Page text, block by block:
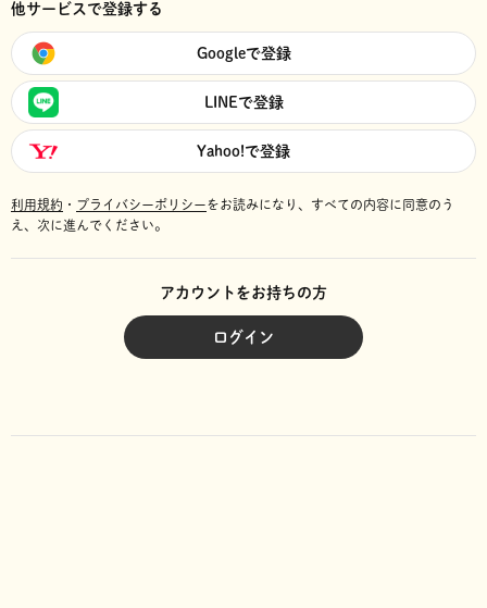
他サービスで登録する
Googleで登録
LINEで登録
Yahoo!で登録
利用規約 ・ プライバシーポリシーをお読みになり、 すべての内容に同意のう
え、次に進んでください。
アカウントをお持ちの方
ログイン